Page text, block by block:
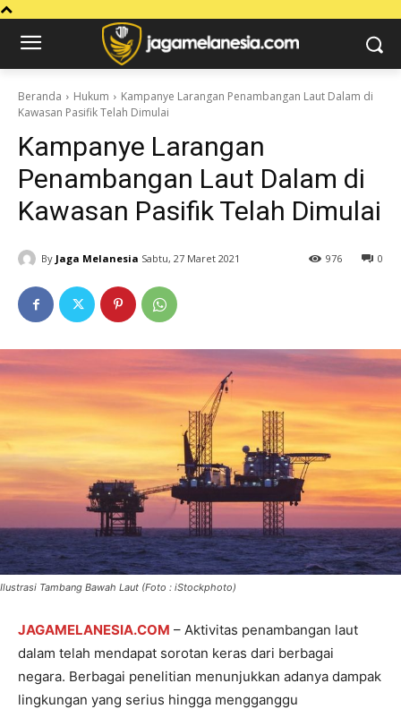
Beranda Hukum
Kampanye Larangan Penambangan Laut Dalam di
Kawasan Pasifik Telah Dimulai
Kampanye Larangan
Penambangan Laut Dalam di
Kawasan Pasifik Telah Dimulai
By Jaga Melanesia Sabtu, 27 Maret 2021 0
976
Ilustrasi Tambang Bawah Laut (Foto : iStockphoto)
JAGAMELANESIA.COM – Aktivitas penambangan laut
dalam telah mendapat sorotan keras dari berbagai
negara. Berbagai penelitian menunjukkan adanya dampak
lingkungan yang serius hingga mengganggu